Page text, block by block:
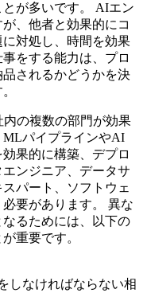
が多いです。
AIエン
、他者と効果的にコ
対処し、時間を効果
をする能力は、プロ
されるかどうかを決
の複数の部門が効果
MLパイプラインやAI
果的に構築、デプロ
ンジニア、データサ
パート、ソフトウェ
要があります。
異な
るためには、以下の
重要です。
しなければならない相